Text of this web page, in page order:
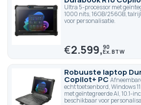
Ultra 5-processor met
1000 nits, 16GB/256GB,
voor personalisatie.
€2.599,90
Robuuste laptop
Copilot+ PC
echt toetsenbord, Windows
met geïntegreerde AI, 10.1-
beschikbaar voor